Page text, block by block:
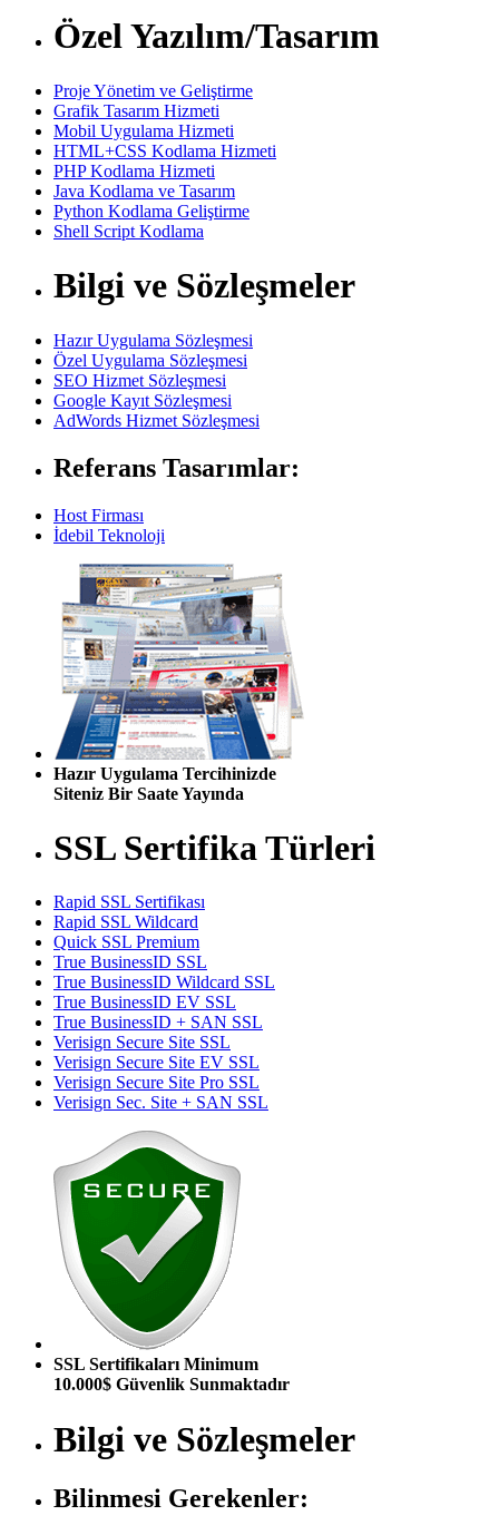
Özel Yazılım/Tasarım
Proje Yönetim ve Geliştirme
Grafik Tasarım Hizmeti
Mobil Uygulama Hizmeti
HTML+CSS Kodlama Hizmeti
PHP Kodlama Hizmeti
Java Kodlama ve Tasarım
Python Kodlama Geliştirme
Shell Script Kodlama
Bilgi ve Sözleşmeler
Hazır Uygulama Sözleşmesi
Özel Uygulama Sözleşmesi
SEO Hizmet Sözleşmesi
Google Kayıt Sözleşmesi
AdWords Hizmet Sözleşmesi
Referans Tasarımlar:
Host Firması
İdebil Teknoloji
Hazır Uygulama Tercihinizde
Siteniz Bir Saate Yayında
SSL Sertifika Türleri
Rapid SSL Sertifikası
Rapid SSL Wildcard
Quick SSL Premium
True BusinessID SSL
True BusinessID Wildcard SSL
True BusinessID EV SSL
True BusinessID + SAN SSL
Verisign Secure Site SSL
Verisign Secure Site EV SSL
Verisign Secure Site Pro SSL
Verisign Sec. Site + SAN SSL
SSL Sertifikaları Minimum
10.000$ Güvenlik Sunmaktadır
Bilgi ve Sözleşmeler
Bilinmesi Gerekenler: